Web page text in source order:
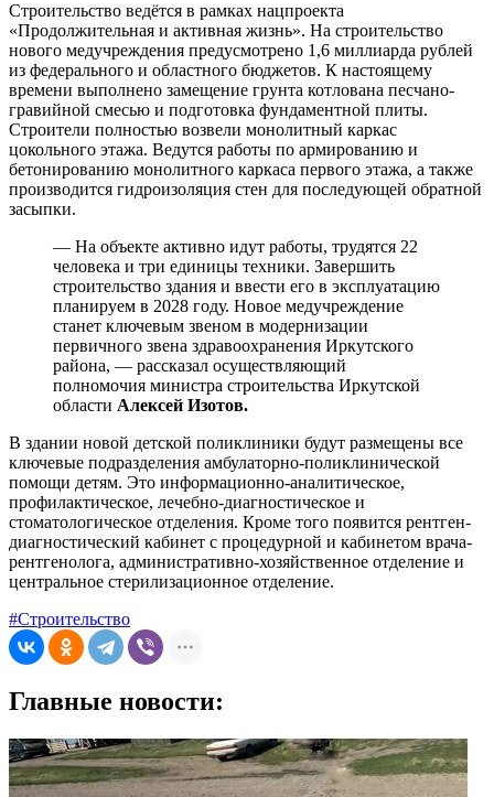
Строительство ведётся в рамках нацпроекта
«Продолжительная и активная жизнь». На строительство
нового медучреждения предусмотрено 1,6 миллиарда рублей
из федерального и областного бюджетов. К настоящему
времени выполнено замещение грунта котлована песчано-
гравийной смесью и подготовка фундаментной плиты.
Строители полностью возвели монолитный каркас
цокольного этажа. Ведутся работы по армированию и
бетонированию монолитного каркаса первого этажа, а также
производится гидроизоляция стен для последующей обратной
засыпки.
— На объекте активно идут работы, трудятся 22
человека и три единицы техники. Завершить
строительство здания и ввести его в эксплуатацию
планируем в 2028 году. Новое медучреждение
станет ключевым звеном в модернизации
первичного звена здравоохранения Иркутского
района, — рассказал осуществляющий
полномочия министра строительства Иркутской
области Алексей Изотов.
В здании новой детской поликлиники будут размещены все
ключевые подразделения амбулаторно-поликлинической
помощи детям. Это информационно-аналитическое,
профилактическое, лечебно-диагностическое и
стоматологическое отделения. Кроме того появится рентген-
диагностический кабинет с процедурной и кабинетом врача-
рентгенолога, административно-хозяйственное отделение и
центральное стерилизационное отделение.
#Строительство
Главные новости: